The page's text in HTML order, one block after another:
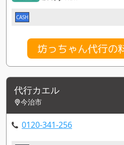
CASH
坊っちゃん代行の
代行カエル
今治市
0120-341-256